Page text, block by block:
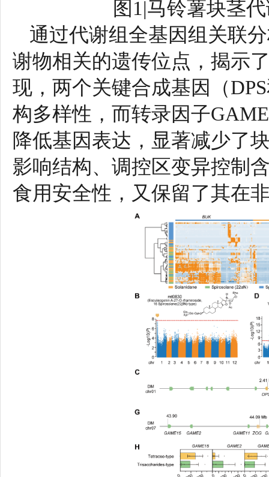
图1|马铃薯块茎
通过代谢组全基因组关联
谢物相关的遗传位点，揭示
现，两个关键合成基因（
构多样性，而转录因子
降低基因表达，显著减少了
影响结构、调控区变异控制
食用安全性，又保留了其在